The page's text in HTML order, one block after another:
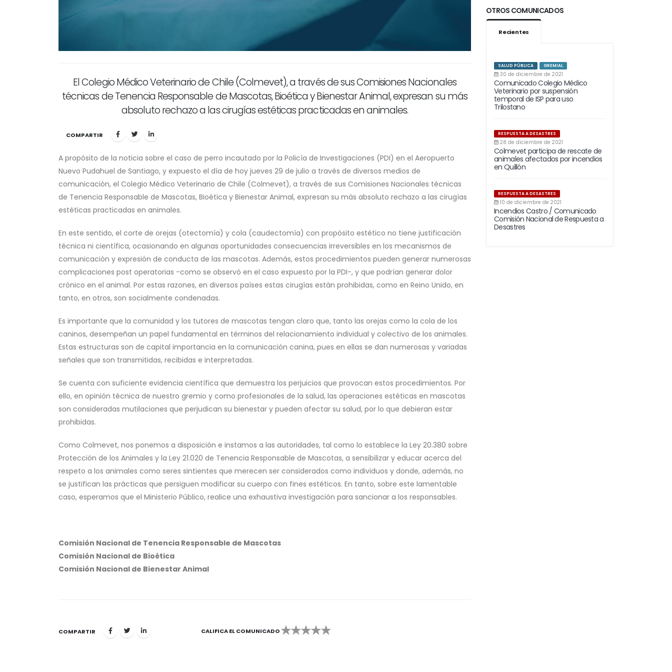
OTROS COMUNICADOS
Recientes
SALUD PÚBLICA GREMIAL
30 de diciembre de 2021
Comunicado Colegio Médico
Veterinario por suspensión
temporal de ISP para uso
Trilostano
RESPUESTA A DESASTRES
28 de diciembre de 2021
Colmevet participa de rescate de
animales afectados por incendios
en Quillón
RESPUESTA A DESASTRES
10 de diciembre de 2021
Incendios Castro / Comunicado
Comisión Nacional de Respuesta a
Desastres
El Colegio Médico Veterinario de Chile (Colmevet), a través de sus Comisiones Nacionales
técnicas de Tenencia Responsable de Mascotas, Bioética y Bienestar Animal, expresan su más
absoluto rechazo a las cirugías estéticas practicadas en animales.
COMPARTIR
A propósito de la noticia sobre el caso de perro incautado por la Policía de Investigaciones (PDI) en el Aeropuerto
Nuevo Pudahuel de Santiago, y expuesto el día de hoy jueves 29 de julio a través de diversos medios de
comunicación, el Colegio Médico Veterinario de Chile (Colmevet), a través de sus Comisiones Nacionales técnicas
de Tenencia Responsable de Mascotas, Bioética y Bienestar Animal, expresan su más absoluto rechazo a las cirugías
estéticas practicadas en animales.
En este sentido, el corte de orejas (otectomía) y cola (caudectomía) con propósito estético no tiene justificación
técnica ni científica, ocasionando en algunas oportunidades consecuencias irreversibles en los mecanismos de
comunicación y expresión de conducta de las mascotas. Además, estos procedimientos pueden generar numerosas
complicaciones post operatorias -como se observó en el caso expuesto por la PDI-, y que podrían generar dolor
crónico en el animal. Por estas razones, en diversos países estas cirugías están prohibidas, como en Reino Unido, en
tanto, en otros, son socialmente condenadas.
Es importante que la comunidad y los tutores de mascotas tengan claro que, tanto las orejas como la cola de los
caninos, desempeñan un papel fundamental en términos del relacionamiento individual y colectivo de los animales.
Estas estructuras son de capital importancia en la comunicación canina, pues en ellas se dan numerosas y variadas
señales que son transmitidas, recibidas e interpretadas.
Se cuenta con suficiente evidencia científica que demuestra los perjuicios que provocan estos procedimientos. Por
ello, en opinión técnica de nuestro gremio y como profesionales de la salud, las operaciones estéticas en mascotas
son consideradas mutilaciones que perjudican su bienestar y pueden afectar su salud, por lo que debieran estar
prohibidas.
Como Colmevet, nos ponemos a disposición e instamos a las autoridades, tal como lo establece la Ley 20.380 sobre
Protección de los Animales y la Ley 21.020 de Tenencia Responsable de Mascotas, a sensibilizar y educar acerca del
respeto a los animales como seres sintientes que merecen ser considerados como individuos y donde, además, no
se justifican las prácticas que persiguen modificar su cuerpo con fines estéticos. En tanto, sobre este lamentable
caso, esperamos que el Ministerio Público, realice una exhaustiva investigación para sancionar a los responsables.
Comisión Nacional de Tenencia Responsable de Mascotas
Comisión Nacional de Bioética
Comisión Nacional de Bienestar Animal
COMPARTIR CALIFICA EL COMUNICADO
1 2 3 4 5